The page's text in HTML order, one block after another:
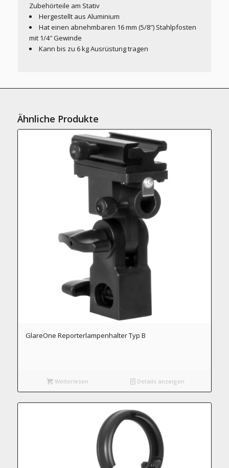
Zubehörteile am Stativ
Hergestellt aus Aluminium
Hat einen abnehmbaren 16 mm (5/8″) Stahlpfosten
mit 1/4″ Gewinde
Kann bis zu 6 kg Ausrüstung tragen
Ähnliche Produkte
GlareOne Reporterlampenhalter Typ B
Weiterlesen Details anzeigen